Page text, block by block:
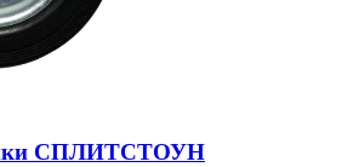
СПЛИТСТОУН